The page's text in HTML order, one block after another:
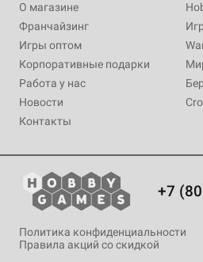
О магазине
Франчайзинг
Игры оптом
Корпоративные подарки
Работа у нас
Новости
Контакты
+7
Политика конфиденциальности
Правила акций со скидкой